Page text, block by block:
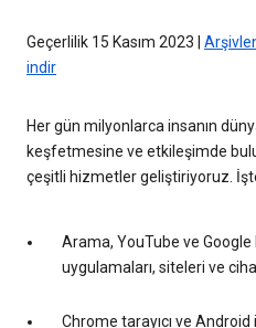
Geçerlilik 15 Kasım 2023 |
indir
Her gün milyonlarca insanın
keşfetmesine ve etkileşimde
çeşitli hizmetler geliştiriyoruz.
Arama, YouTube ve Google
uygulamaları, siteleri ve
Chrome tarayıcı ve